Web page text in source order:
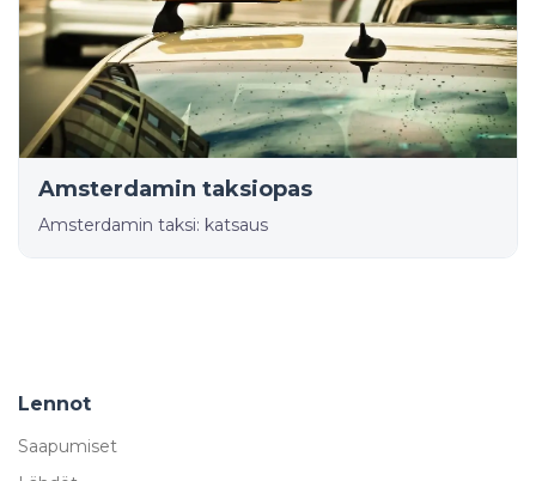
Amsterdamin taksiopas
Amsterdamin taksi: katsaus
Lennot
Saapumiset